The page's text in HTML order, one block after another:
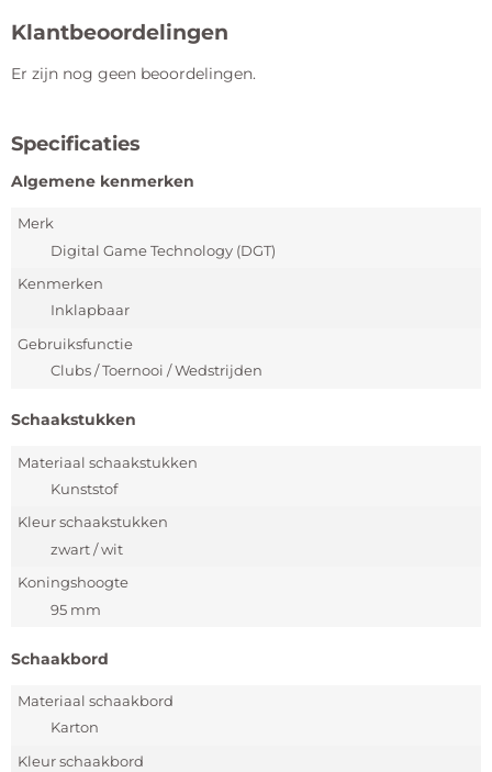
Klantbeoordelingen
Er zijn nog geen beoordelingen.
Specificaties
Algemene kenmerken
Merk
Digital Game Technology (DGT)
Kenmerken
Inklapbaar
Gebruiksfunctie
Clubs / Toernooi / Wedstrijden
Schaakstukken
Materiaal schaakstukken
Kunststof
Kleur schaakstukken
zwart / wit
Koningshoogte
95 mm
Schaakbord
Materiaal schaakbord
Karton
Kleur schaakbord